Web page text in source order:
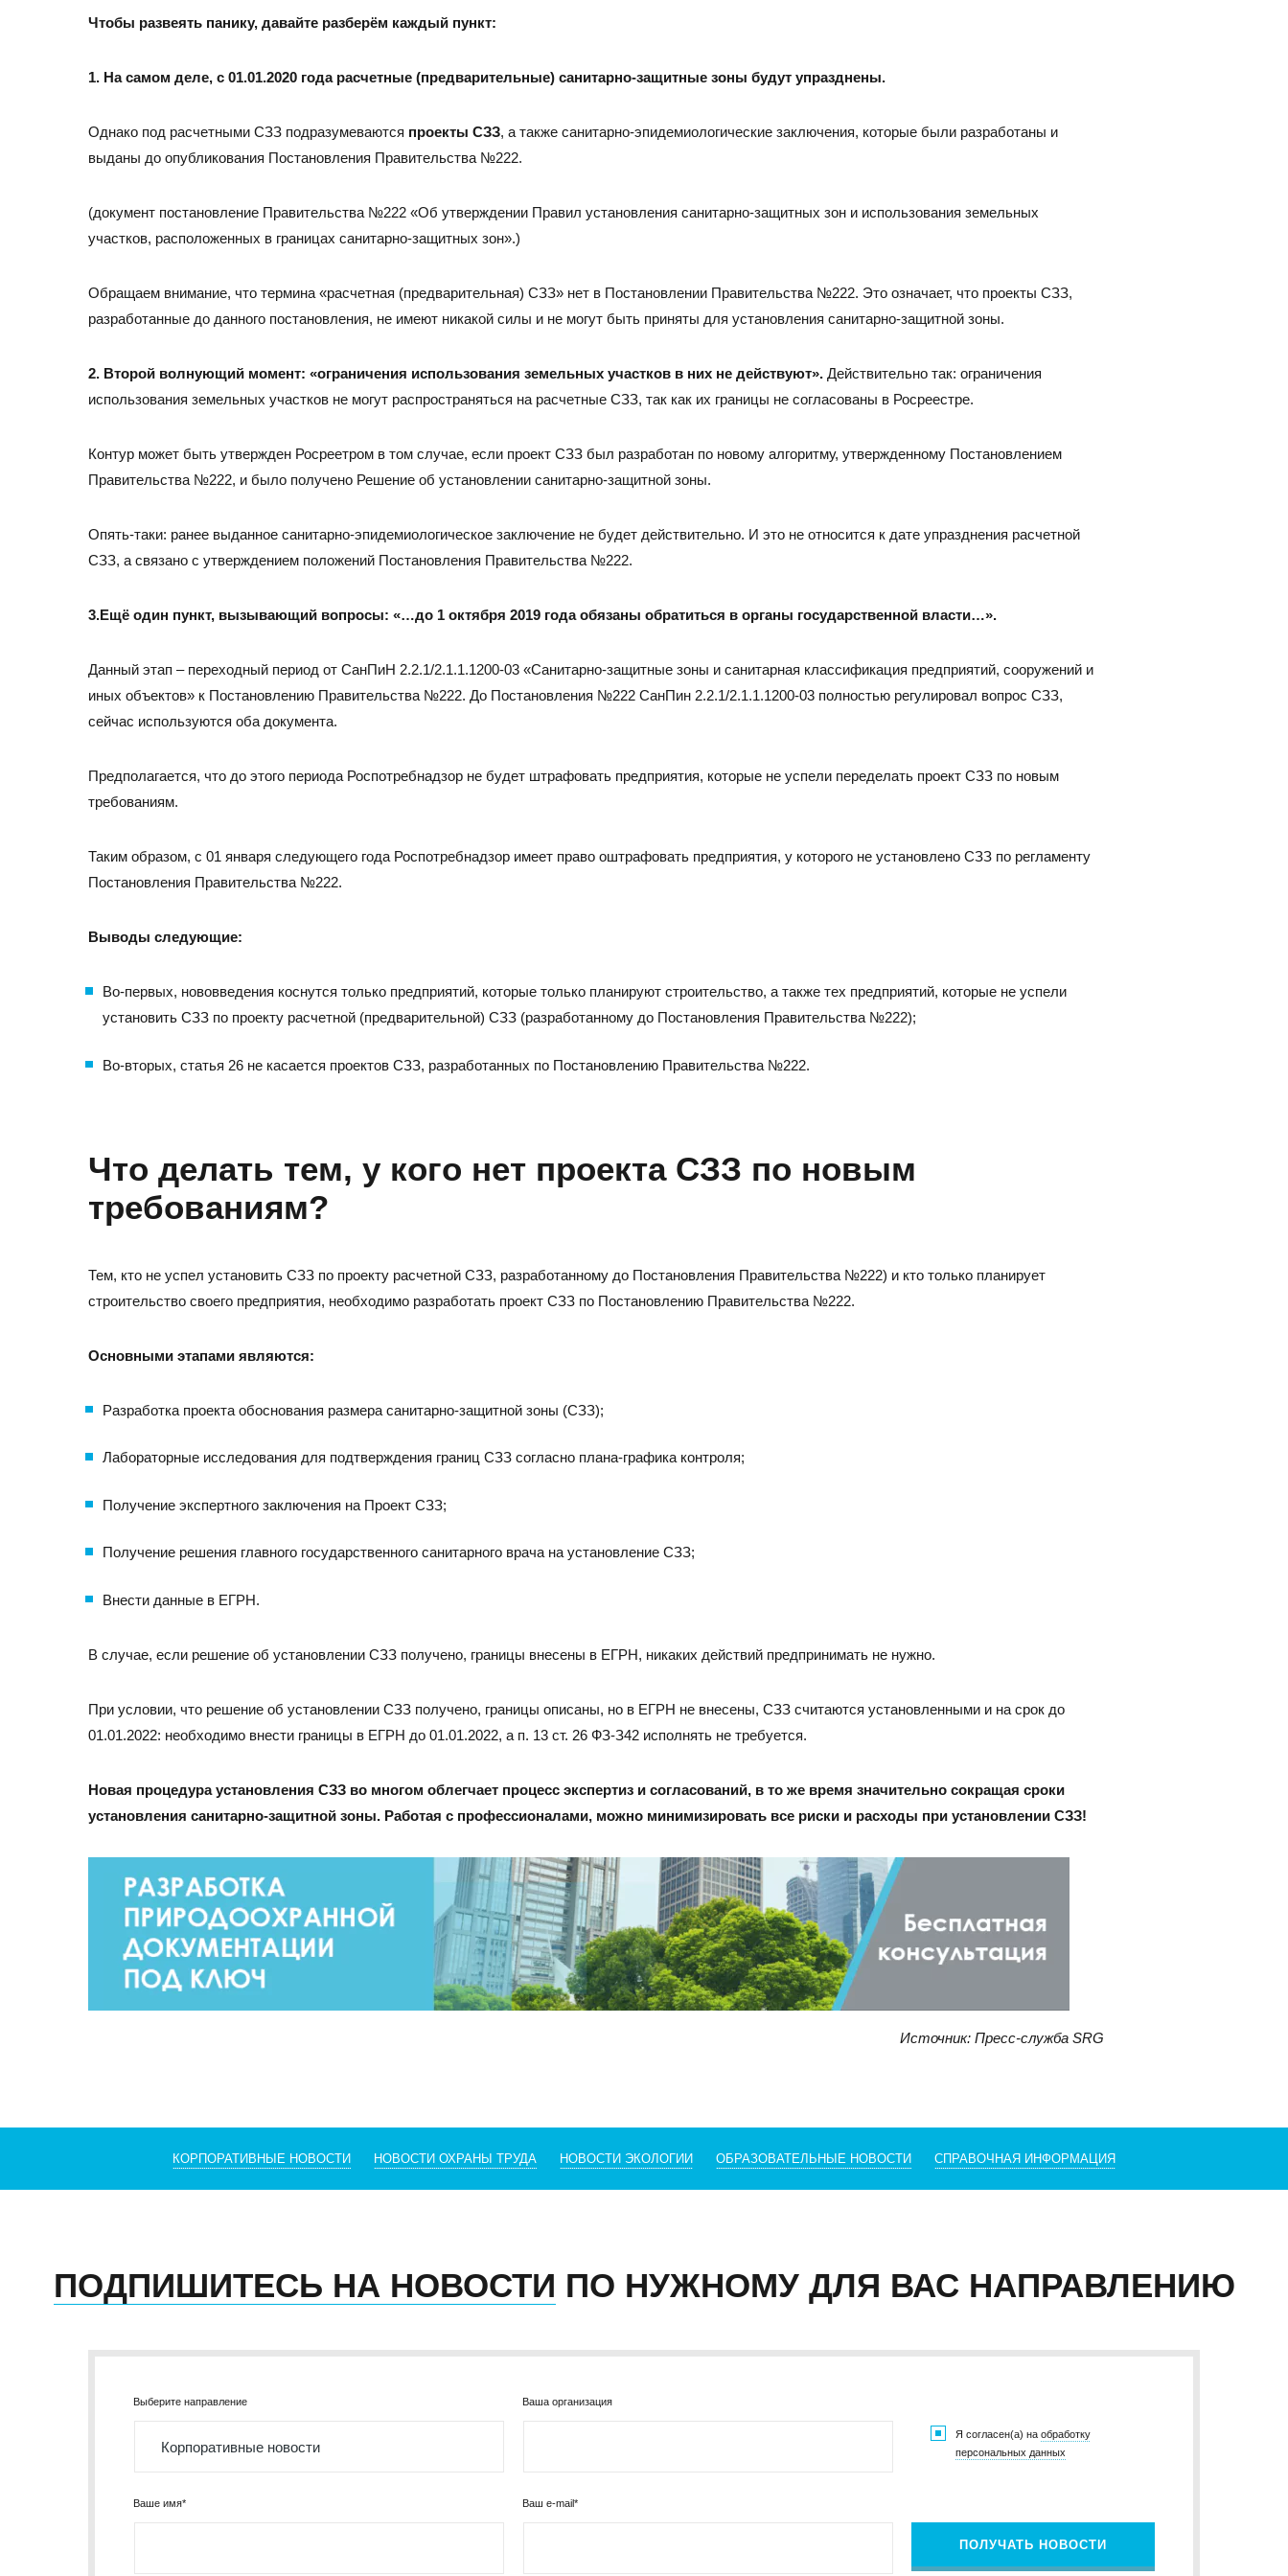
Сб – Вс: выходные
+7 (845-2) 67-45-41
Пн – Пт: с 8 до 17
Сб – Вс: выходные
Чтобы развеять панику, давайте разберём каждый пункт:
1. На самом деле, с 01.01.2020 года расчетные (предварительные) санитарно-защитные зоны будут упразднены.
Однако под расчетными СЗЗ подразумеваются проекты СЗЗ, а также санитарно-эпидемиологические заключения, которые были разработаны и
выданы до опубликования Постановления Правительства №222.
(документ постановление Правительства №222 «Об утверждении Правил установления санитарно-защитных зон и использования земельных
участков, расположенных в границах санитарно-защитных зон».)
Обращаем внимание, что термина «расчетная (предварительная) СЗЗ» нет в Постановлении Правительства №222. Это означает, что проекты СЗЗ,
разработанные до данного постановления, не имеют никакой силы и не могут быть приняты для установления санитарно-защитной зоны.
2. Второй волнующий момент: «ограничения использования земельных участков в них не действуют». Действительно так: ограничения
использования земельных участков не могут распространяться на расчетные СЗЗ, так как их границы не согласованы в Росреестре.
Контур может быть утвержден Росреетром в том случае, если проект СЗЗ был разработан по новому алгоритму, утвержденному Постановлением
Правительства №222, и было получено Решение об установлении санитарно-защитной зоны.
Опять-таки: ранее выданное санитарно-эпидемиологическое заключение не будет действительно. И это не относится к дате упразднения расчетной
СЗЗ, а связано с утверждением положений Постановления Правительства №222.
3.Ещё один пункт, вызывающий вопросы: «…до 1 октября 2019 года обязаны обратиться в органы государственной власти…».
Данный этап – переходный период от СанПиН 2.2.1/2.1.1.1200-03 «Санитарно-защитные зоны и санитарная классификация предприятий, сооружений и
иных объектов» к Постановлению Правительства №222. До Постановления №222 СанПин 2.2.1/2.1.1.1200-03 полностью регулировал вопрос СЗЗ,
сейчас используются оба документа.
Предполагается, что до этого периода Роспотребнадзор не будет штрафовать предприятия, которые не успели переделать проект СЗЗ по новым
требованиям.
Таким образом, с 01 января следующего года Роспотребнадзор имеет право оштрафовать предприятия, у которого не установлено СЗЗ по регламенту
Постановления Правительства №222.
Выводы следующие:
Во-первых, нововведения коснутся только предприятий, которые только планируют строительство, а также тех предприятий, которые не успели
установить СЗЗ по проекту расчетной (предварительной) СЗЗ (разработанному до Постановления Правительства №222);
Во-вторых, статья 26 не касается проектов СЗЗ, разработанных по Постановлению Правительства №222.
Что делать тем, у кого нет проекта СЗЗ по новым
требованиям?
Тем, кто не успел установить СЗЗ по проекту расчетной СЗЗ, разработанному до Постановления Правительства №222) и кто только планирует
строительство своего предприятия, необходимо разработать проект СЗЗ по Постановлению Правительства №222.
Основными этапами являются:
Разработка проекта обоснования размера санитарно-защитной зоны (СЗЗ);
Лабораторные исследования для подтверждения границ СЗЗ согласно плана-графика контроля;
Получение экспертного заключения на Проект СЗЗ;
Получение решения главного государственного санитарного врача на установление СЗЗ;
Внести данные в ЕГРН.
В случае, если решение об установлении СЗЗ получено, границы внесены в ЕГРН, никаких действий предпринимать не нужно.
При условии, что решение об установлении СЗЗ получено, границы описаны, но в ЕГРН не внесены, СЗЗ считаются установленными и на срок до
01.01.2022: необходимо внести границы в ЕГРН до 01.01.2022, а п. 13 ст. 26 ФЗ-З42 исполнять не требуется.
Новая процедура установления СЗЗ во многом облегчает процесс экспертиз и согласований, в то же время значительно сокращая сроки
установления санитарно-защитной зоны. Работая с профессионалами, можно минимизировать все риски и расходы при установлении СЗЗ!
Источник: Пресс-служба SRG
КОРПОРАТИВНЫЕ НОВОСТИ НОВОСТИ ОХРАНЫ ТРУДА НОВОСТИ ЭКОЛОГИИ ОБРАЗОВАТЕЛЬНЫЕ НОВОСТИ СПРАВОЧНАЯ ИНФОРМАЦИЯ
ПОДПИШИТЕСЬ НА НОВОСТИ ПО НУЖНОМУ ДЛЯ ВАС НАПРАВЛЕНИЮ
Выберите направление Ваша организация
Ваше имя* Ваш e-mail*
Я согласен(а) на обработку
персональных данных
ПОЛУЧАТЬ НОВОСТИ